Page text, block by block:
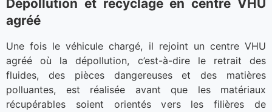
Dépollution et recyclage en centre VHU
agréé
Une fois le véhicule chargé, il rejoint un centre VHU
agréé où la dépollution, c’est-à-dire le retrait des
fluides, des pièces dangereuses et des matières
polluantes, est réalisée avant que les matériaux
récupérables soient orientés vers les filières de